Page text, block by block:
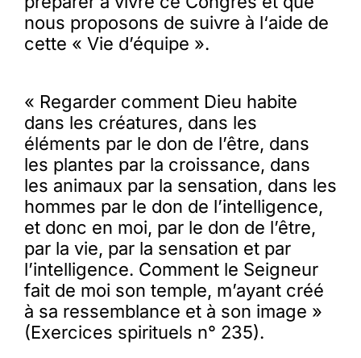
nous proposons de suivre à l‘aide de
cette « Vie d’équipe ».
« Regarder comment Dieu habite
dans les créatures, dans les
éléments par le don de l’être, dans
les plantes par la croissance, dans
les animaux par la sensation, dans les
hommes par le don de l’intelligence,
et donc en moi, par le don de l’être,
par la vie, par la sensation et par
l’intelligence. Comment le Seigneur
fait de moi son temple, m’ayant créé
à sa ressemblance et à son image »
(Exercices spirituels n° 235).